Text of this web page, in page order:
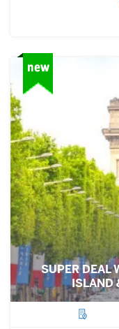
SUPER DEAL
ISLAND